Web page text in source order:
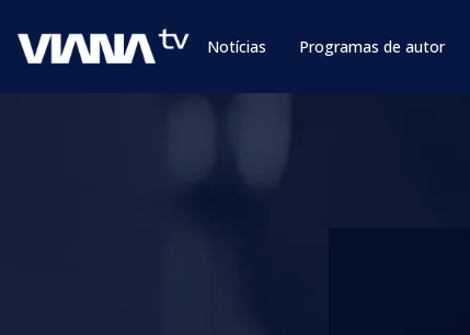
Notícias Programas de autor